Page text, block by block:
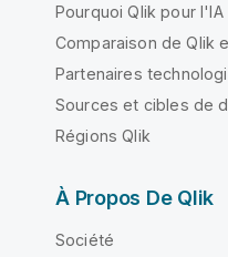
Pourquoi Qlik pour l'IA
Comparaison de Qlik
Partenaires
Sources et cibles de
Régions Qlik
À Propos De Qlik
Société